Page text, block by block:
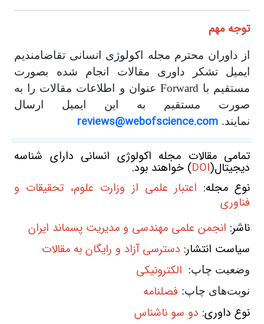
توجه مهم
از داوران محترم مجله اکولوژی انسانی تقاضامندیم
ایمیل تشکر داوری مقالات انجام شده بصورت
مستقیم با Forward عنوان و اطلاعات مقالات را به
صورت مستقیم به این ایمیل ارسال
نمایند. reviews@webofscience.com
تمامی مقالات مجله اکولوژی انسانی دارای شناسه
دیجیتال(DOI) خواهند بود.
نوع مجله: اعتبار علمی از وزارت علوم، تحقیقات و
فناوری
ناشر: انجمن علمی مهندسی و مدیریت پسماند ایران
سیاست انتشار: دسترسی آزاد و رایگان به مقالات
وضعیت چاپ: الکترونیکی
نوبت‌های چاپ: فصلنامه
نوع داوری: دو سو ناشناس